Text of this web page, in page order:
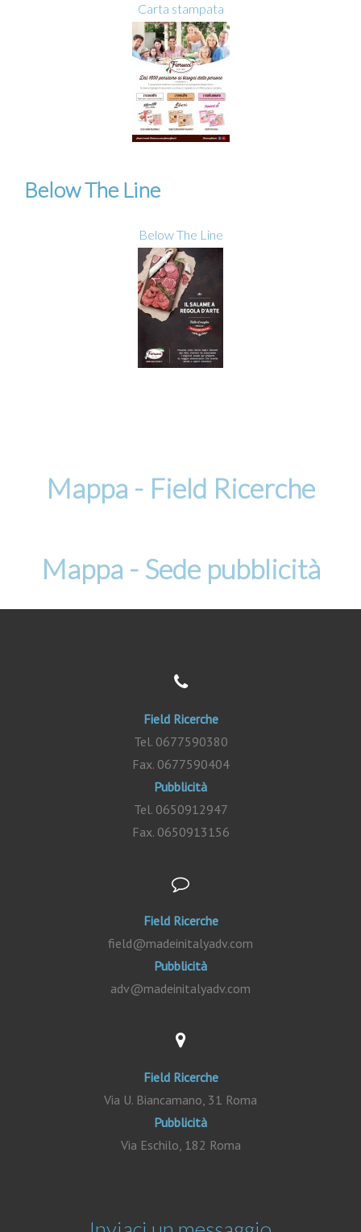
Carta stampata
Below The Line
Below The Line
Mappa - Field Ricerche
Mappa - Sede pubblicità
Field Ricerche
Tel. 0677590380
Fax. 0677590404
Pubblicità
Tel. 0650912947
Fax. 0650913156
Field Ricerche
field@madeinitalyadv.com
Pubblicità
adv@madeinitalyadv.com
Field Ricerche
Via U. Biancamano, 31 Roma
Pubblicità
Via Eschilo, 182 Roma